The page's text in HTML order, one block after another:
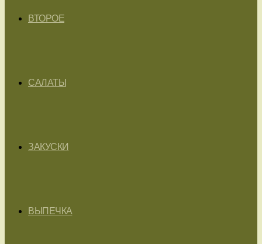
ВТОРОЕ
САЛАТЫ
ЗАКУСКИ
ВЫПЕЧКА